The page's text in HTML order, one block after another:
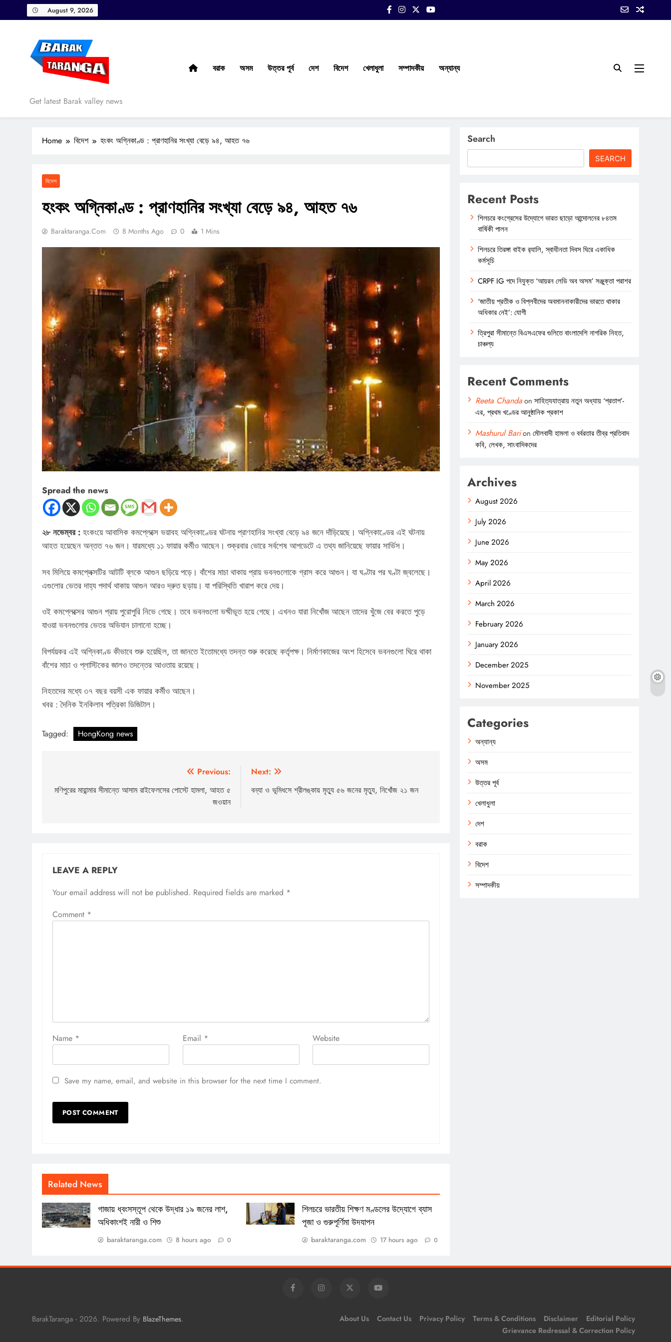
to
August 9, 2026
Barak Taranga
Get latest Barak valley news
বরাক অসম উত্তর পূর্ব দেশ বিদেশ খেলাধুলা সম্পাদকীয় অন্যান্য
Home বিদেশ হংকং অগ্নিকাণ্ড : প্রাণহানির সংখ্যা বেড়ে ৯৪, আহত ৭৬
বিদেশ
হংকং অগ্নিকাণ্ড : প্রাণহানির সংখ্যা বেড়ে ৯৪, আহত ৭৬
Baraktaranga.com 8 Months Ago 0 1 Mins
Spread the news
২৮ নভেম্বর : হংকংয়ে আবাসিক কমপ্লেক্সে ভয়াবহ অগ্নিকাণ্ডের ঘটনায় প্রাণহানির সংখ্যা বেড়ে ৯৪ জনে দাঁড়িয়েছে। অগ্নিকাণ্ডের এই ঘটনায়
আহত হয়েছেন অন্তত ৭৬ জন। যারমধ্যে ১১ ফায়ার কর্মীও আছেন। শুক্রবার ভোরে সর্বশেষ আপডেটে এ তথ্য জানিয়েছে ফায়ার সার্ভিস।
সব মিলিয়ে কমপ্লেক্সটির আটটি ব্লকে আগুন ছড়িয়ে পড়ে। বাঁশের মাচা থাকায় প্রায় ভবনগুলোকে গ্রাস করে আগুন। যা ঘণ্টার পর ঘণ্টা জ্বলেছে।
এগুলোর ভেতর দাহ্য পদার্থ থাকায় আগুন আরও দ্রুত ছড়ায়। যা পরিস্থিতি খারাপ করে দেয়।
ওই কমপ্লেক্সের আগুন প্রায় পুরোপুরি নিভে গেছে। তবে ভবনগুলো ভষ্মীভূত হয়ে গেছে। এখনও যারা নিখোঁজ আছেন তাদের খুঁজে বের করতে পুড়ে
যাওয়া ভবনগুলোর ভেতর অভিযান চালানো হচ্ছে।
বিপর্যয়কর এই অগ্নিকাণ্ড কীভাবে শুরু হয়েছিল, তা জানতে ইতোমধ্যে তদন্ত শুরু করেছে কর্তৃপক্ষ। নির্মাণকাজের অংশ হিসেবে ভবনগুলো ঘিরে থাকা
বাঁশের মাচা ও প্লাস্টিকের জালও তদন্তের আওতায় রয়েছে।
নিহতদের মধ্যে ৩৭ বছর বয়সী এক ফায়ার কর্মীও আছেন।
খবর : দৈনিক ইনকিলাব পত্রিকা ডিজিটাল।
Tagged: HongKong news
navigation
Previous:
মণিপুরের মায়ান্মার সীমান্তে আসাম রাইফেলসের পোস্টে হামলা, আহত ৫
জওয়ান
Next:
বন্যা ও ভূমিধসে শ্রীলঙ্কায় মৃত্যু ৫৬ জনের মৃত্যু, নিখোঁজ ২১ জন
LEAVE A REPLY
Your email address will not be published. Required fields are marked *
Comment *
Name * Email * Website
Save my name, email, and website in this browser for the next time I comment.
Related News
গাজায় ধ্বংসস্তূপ থেকে উদ্ধার ১৯ জনের লাশ,
অধিকাংশই নারী ও শিশু
baraktaranga.com 8 hours ago 0
শিলচরে ভারতীয় শিক্ষণ মণ্ডলের উদ্যোগে ব্যাস
পূজা ও গুরুপূর্ণিমা উদযাপন
baraktaranga.com 17 hours ago 0
Search
SEARCH
Recent Posts
শিলচরে কংগ্রেসের উদ্যোগে ভারত ছাড়ো আন্দোলনের ৮৪তম
বার্ষিকী পালন
শিলচরে তিরঙ্গা বাইক র‍্যালি, স্বাধীনতা দিবস ঘিরে একাধিক
কর্মসূচি
CRPF IG পদে নিযুক্ত ‘আয়রন লেডি অব অসম’ সঞ্জুক্তা পরাশর
‘জাতীয় প্রতীক ও বিপ্লবীদের অবমাননাকারীদের ভারতে থাকার
অধিকার নেই’: যোগী
ত্রিপুরা সীমান্তে বিএসএফের গুলিতে বাংলাদেশি নাগরিক নিহত,
চাঞ্চল্য
Recent Comments
Reeta Chandaonসাহিত্যযাত্রায় নতুন অধ্যায় ‘প্রতাপ’-
এর, প্রথম খণ্ডের আনুষ্ঠানিক প্রকাশ
Mashurul Barionমৌলবাদী হামলা ও বর্বরতার তীব্র প্রতিবাদ
কবি, লেখক, সাংবাদিকদের
Archives
August 2026
July 2026
June 2026
May 2026
April 2026
March 2026
February 2026
January 2026
December 2025
November 2025
Categories
অন্যান্য
অসম
উত্তর পূর্ব
খেলাধুলা
দেশ
বরাক
বিদেশ
সম্পাদকীয়
BarakTaranga - 2026. Powered By BlazeThemes. About Us Contact Us Privacy Policy Terms & Conditions Disclaimer
Editorial Policy
Grievance Redressal & Correction Policy